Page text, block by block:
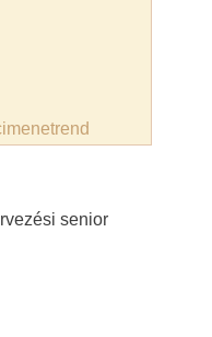
senior